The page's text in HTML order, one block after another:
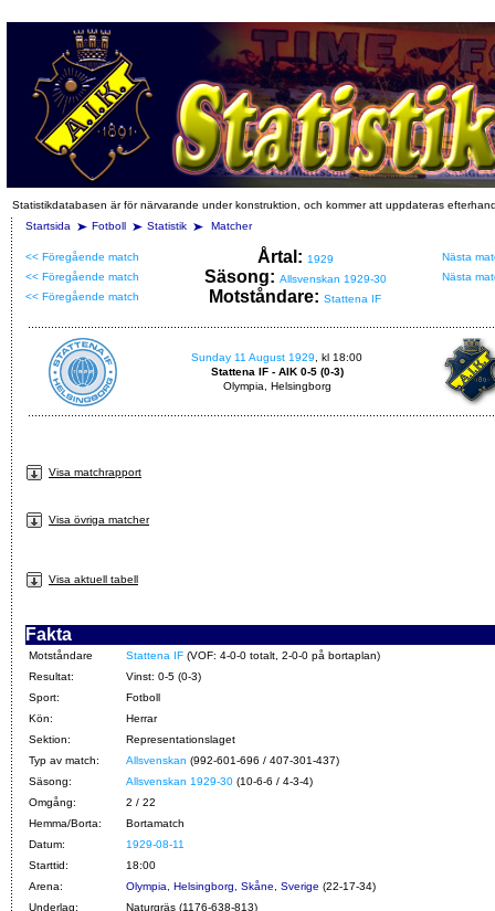
Statistikdatabasen är för närvarande under konstruktion, och kommer att uppdateras
Startsida
Fotboll Statistik Matcher
<< Föregående match Årtal: 1929
Nästa
<< Föregående match
Säsong: Allsvenskan 1929-30
Nästa
<< Föregående match
Motståndare: Stattena IF
Sunday 11 August 1929 , kl 18:00
Stattena IF - AIK 0-5 (0-3)
Olympia, Helsingborg
Visa matchrapport
Visa övriga matcher
Visa aktuell tabell
Fakta
Motståndare Stattena IF (VOF: 4-0-0 totalt, 2-0-0 på bortaplan)
Resultat:
Vinst: 0-5 (0-3)
Sport:
Fotboll
Kön:
Herrar
Sektion:
Representationslaget
Typ av match:
Allsvenskan (992-601-696 / 407-301-437)
Säsong:
Allsvenskan 1929-30 (10-6-6 / 4-3-4)
Omgång:
2 / 22
Hemma/Borta:
Bortamatch
Datum:
1929-08-11
Starttid:
18:00
Arena:
Olympia, Helsingborg, Skåne, Sverige (22-17-34)
Underlag:
Naturgräs (1176-638-813)